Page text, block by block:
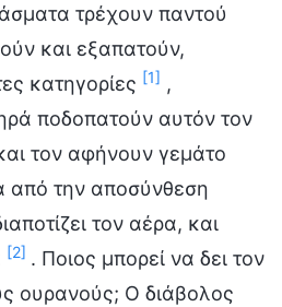
τρέχουν παντού
και εξαπατούν,
κατηγορίες [1] ,
ποδοπατούν αυτόν τον
τον αφήνουν γεμάτο
από την αποσύνθεση
τον αέρα, και
[2] . Ποιος μπορεί να δει τον
ουρανούς; Ο διάβολος